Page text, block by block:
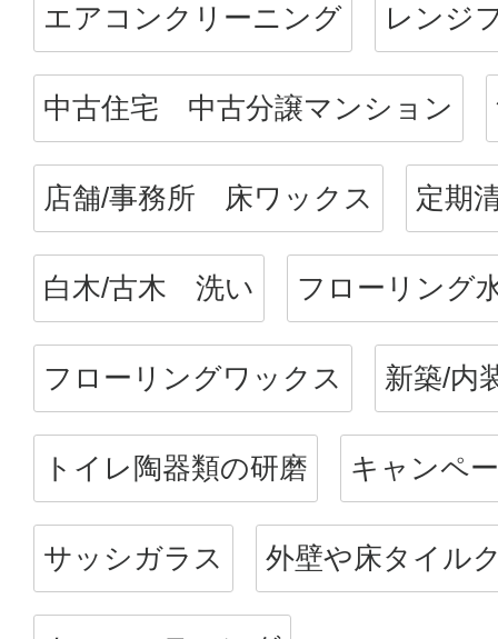
エアコンクリーニング レンジ
中古住宅 中古分譲マンション
店舗/事務所 床ワックス 定期
白木/古木 洗い フローリング
フローリングワックス 新築/内
トイレ陶器類の研磨 キャンペ
サッシガラス 外壁や床タイル